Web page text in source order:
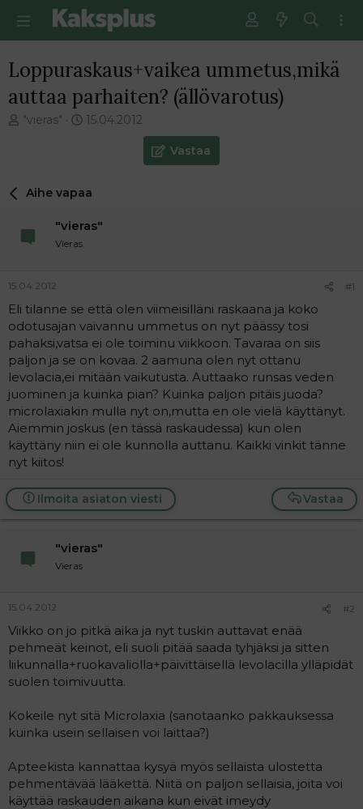
Loppuraskaus+vaikea ummetus,mikä
auttaa parhaiten? (ällövarotus)
V
e
t
n
a
l
o
i
t
t
a
j
a
"vieras"
E
m
i
s
t
i
15.04.2012
Vastaa
Aihe vapaa
"vieras"
Vieras
15.04.2012 #1
Eli tilanne se että olen viimeisilläni raskaana ja koko
odotusajan vaivannu ummetus on nyt päässy tosi
pahaksi,vatsa ei ole toiminu viikkoon. Tavaraa on siis
paljon ja se on kovaa. 2 aamuna olen nyt ottanu
levolacia,ei mitään vaikutusta. Auttaako runsas veden
juominen ja kuinka pian? Kuinka paljon pitäis juoda?
microlaxiakin mulla nyt on,mutta en ole vielä käyttänyt.
Aiemmin joskus (en tässä raskaudessa) kun olen
käyttäny niin ei ole kunnolla auttanu. Kaikki vinkit tänne
nyt kiitos!
Vastaa
Ilmoita asiaton viesti
"vieras"
Vieras
15.04.2012 #2
Viikko on jo pitkä aika ja nyt tuskin auttavat enää
pehmeät keinot, eli suoli pitää saada tyhjäksi ja sitten
liikunnalla+ruokavaliolla+päivittäisellä levolacilla ylläpidät
suolen toimivuutta.
Kokeile nyt sitä Microlaxia (sanotaanko pakkauksessa
kuinka usein sellaisen voi laittaa?)
Apteekista kannattaa kysyä myös sellaista ulostetta
pehmentävää lääkettä. Niitä on paljon sellaisia, joita voi
käyttää raskauden aikana kun eivät imeydy